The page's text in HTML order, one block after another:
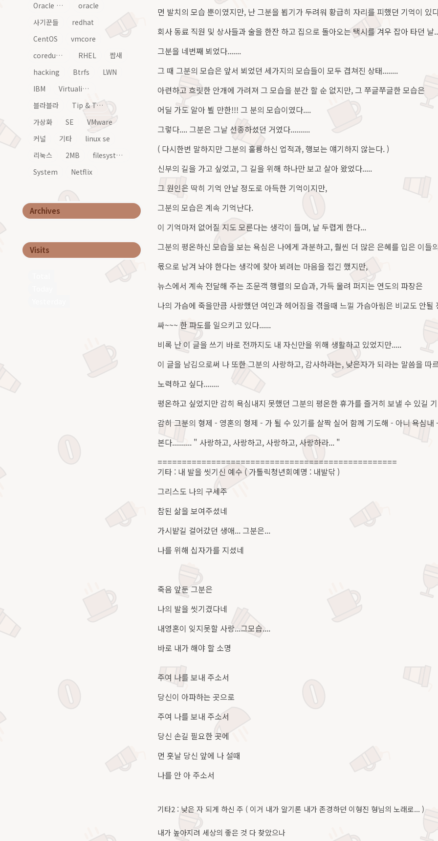
Oracle Linux
oracle
사기꾼들
redhat
CentOS
vmcore
coredump
RHEL
짭새
hacking
Btrfs
LWN
IBM
Virtualization
블라블라
Tip & Tech
가상화
SE
VMware
커널
기타
linux se
리눅스
2MB
filesystem
System
Netflix
Archives
Visits
먼 발치의 모습 뿐이였지만, 난 그분을 뵙기가 두려워 황급히 자리를 피했던 기억이 있
회사 동료 직원 및 상사들과 술을 한잔 하고 집으로 돌아오는 택시를 겨우 잡아 타던 날..
그분을 네번째 뵈었다.......
그 때 그분의 모습은 앞서 뵈었던 세가지의 모습들이 모두 겹쳐진 상태........
아련하고 흐릿한 안개에 가려져 그 모습을 분간 할 순 없지만, 그 쭈글쭈글한 모습은
어딜 가도 알아 뵐 만한!!! 그 분의 모습이였다....
그렇다.... 그분은 그날 선종하셨던 거였다..........
( 다시한번 말하지만 그분의 훌륭하신 업적과, 행보는 얘기하지 않는다. )
신부의 길을 가고 싶었고, 그 길을 위해 하나만 보고 살아 왔었다.....
그 원인은 딱히 기억 안날 정도로 아득한 기억이지만,
그분의 모습은 계속 기억난다.
이 기억마저 없어질 지도 모른다는 생각이 들며, 날 두렵게 한다...
그분의 평온하신 모습을 보는 욕심은 나에게 과분하고, 훨씬 더 많은 은혜를 입은 이들
몫으로 남겨 놔야 한다는 생각에 찾아 뵈려는 마음을 접긴 했지만,
뉴스에서 계속 전달해 주는 조문객 행렬의 모습과, 가득 울려 퍼지는 연도의 파장은
나의 가슴에 죽을만큼 사랑했던 여인과 헤어짐을 겪을때 느낄 가슴아림은 비교도 안될
싸~~~ 한 파도를 일으키고 있다......
비록 난 이 글을 쓰기 바로 전까지도 내 자신만을 위해 생활하고 있었지만.....
이 글을 남김으로써 나 또한 그분의 사랑하고, 감사하라는, 낮은자가 되라는 말씀을 따
노력하고 싶다........
평온하고 싶었지만 감히 욕심내지 못했던 그분의 평온한 휴가를 즐거히 보낼 수 있길
감히 그분의 형제 - 영혼의 형제 - 가 될 수 있기를 살짝 실어 함께 기도해 - 아니 욕심내
본다.......... " 사랑하고, 사랑하고, 사랑하고, 사랑하라... "
=================================================
기타 : 내 발을 씻기신 예수 ( 가톨릭청년회예명 : 내발닦 )
그리스도 나의 구세주
참된 삶을 보여주셨네
가시밭길 걸어갔던 생애... 그분은...
나를 위해 십자가를 지셨네
죽음 앞둔 그분은
나의 발을 씻기겼다네
내영혼이 잊지못할 사랑...그모습....
바로 내가 해야 할 소명
주여 나를 보내 주소서
당신이 아파하는 곳으로
주여 나를 보내 주소서
당신 손길 필요한 곳에
먼 훗날 당신 앞에 나 설때
나를 안 아 주소서
기타2 : 낮은 자 되게 하신 주 ( 이거 내가 알기론 내가 존경하던 이형진 형님의 노래로... )
내가 높아지려 세상의 좋은 것 다 찾았으나